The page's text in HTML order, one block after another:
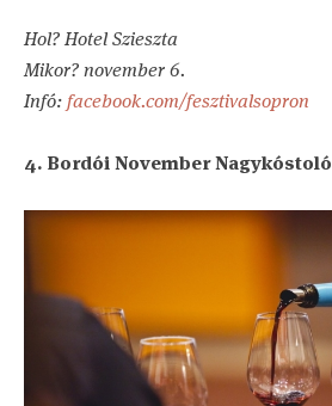
Hol? Hotel Szieszta
Mikor? november 6.
Infó:facebook.com/fesztivalsopron
4. Bordói November Nagykóstoló